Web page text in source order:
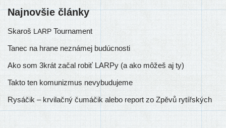
Najnovšie články
Skaroš LARP Tournament
Tanec na hrane neznámej budúcnosti
Ako som 3krát začal robiť LARPy (a ako môžeš aj ty)
Takto ten komunizmus nevybudujeme
Rysáčik – krvilačný čumáčik alebo report zo Zpěvů rytířských